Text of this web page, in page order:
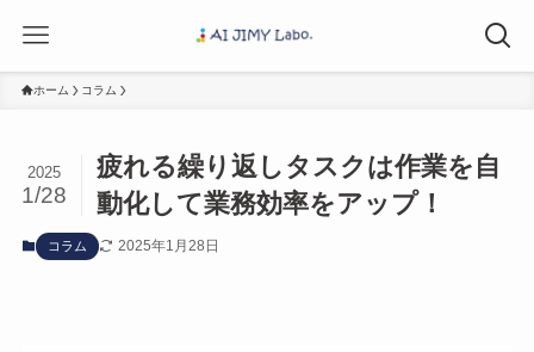
ホーム コラム
疲れる繰り返しタスクは作業を自
動化して業務効率をアップ！
2025
1/28
コラム 2025年1月28日